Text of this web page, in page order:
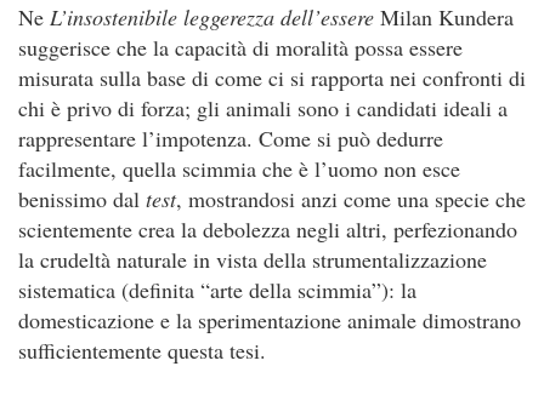
Ne L’insostenibile leggerezza dell’essere Milan Kundera
suggerisce che la capacità di moralità possa essere
misurata sulla base di come ci si rapporta nei confronti di
chi è privo di forza; gli animali sono i candidati ideali a
rappresentare l’impotenza. Come si può dedurre
facilmente, quella scimmia che è l’uomo non esce
benissimo dal test, mostrandosi anzi come una specie che
scientemente crea la debolezza negli altri, perfezionando
la crudeltà naturale in vista della strumentalizzazione
sistematica (definita “arte della scimmia”): la
domesticazione e la sperimentazione animale dimostrano
sufficientemente questa tesi.